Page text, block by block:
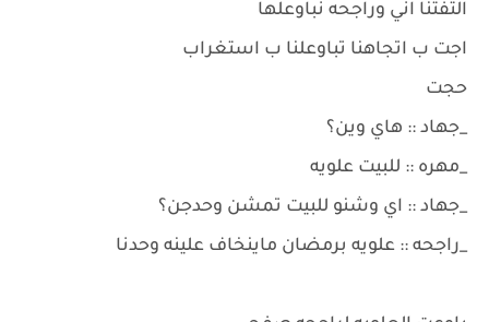
التفتنا اني وراجحه نباوعلها
اجت ب اتجاهنا تباوعلنا ب استغراب
حجت
_جهاد :: هاي وين؟
_مهره :: للبيت علويه
_جهاد :: اي وشنو للبيت تمشن وحدجن؟
_راجحه :: علويه برمضان ماينخاف علينه وحدنا